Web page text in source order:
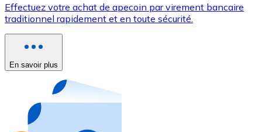
Utilisez les cartes Visa et Mastercard pour acheter
Acheter avec carte
Nouveau
Achetez des cartes-cadeaux de vos marques
Aller à la boutique de cartes-cadeaux
Effectuez votre achat de apecoin par virement bancaire
traditionnel rapidement et en toute sécurité.
En savoir plus